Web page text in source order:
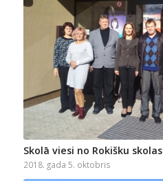
Skolā viesi no Rokišku skolas
2018. gada 5. oktobris